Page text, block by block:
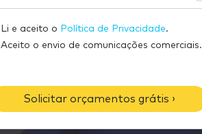
Li e aceito o Política de Privacidade.
Aceito o envio de comunicações comerciais.
Solicitar orçamentos grátis ›